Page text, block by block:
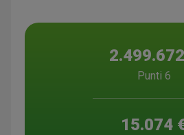
Punti 6
15.074